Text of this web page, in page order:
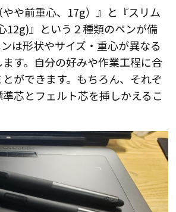
やや前重心、17g）』と『スリム
12g)』という２種類のペンが備
は形状やサイズ・重心が異なる
す。自分の好みや作業工程に合
ができます。もちろん、それぞ
芯とフェルト芯を挿しかえるこ